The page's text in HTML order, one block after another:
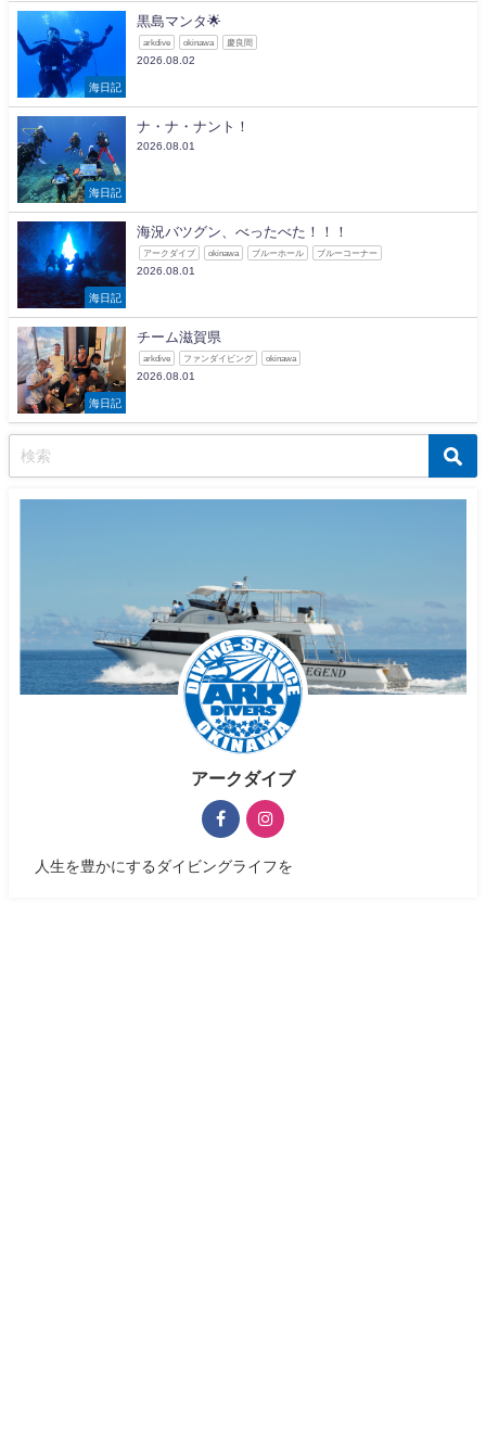
海日記
黒島マンタ🌟
arkdive okinawa 慶良間
2026.08.02
海日記
ナ・ナ・ナント！
2026.08.01
海日記
海況バツグン、べったべた！！！
アークダイブ okinawa ブルーホール ブルーコーナー
2026.08.01
海日記
チーム滋賀県
arkdive ファンダイビング okinawa
2026.08.01
アークダイブ
人生を豊かにするダイビングライフを